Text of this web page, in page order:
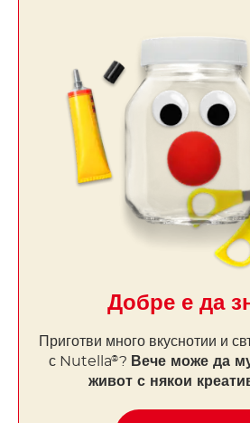
Добре е да
Приготви много вкуснотии и
с Nutella®? Вече може да
живот с някои